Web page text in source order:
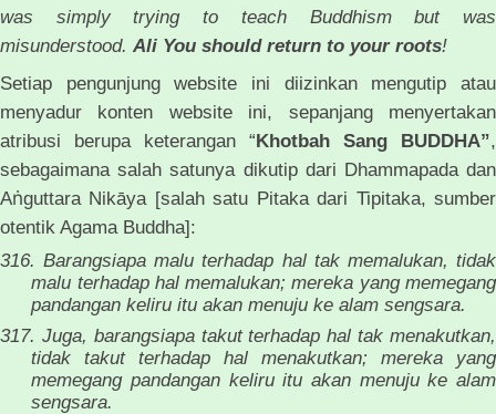
was simply trying to teach Buddhism but was
misunderstood. Ali You should return to your roots!
Setiap pengunjung website ini diizinkan mengutip atau
menyadur konten website ini, sepanjang menyertakan
atribusi berupa keterangan “Khotbah Sang BUDDHA”,
sebagaimana salah satunya dikutip dari Dhammapada dan
Aṅguttara Nikāya [salah satu Pitaka dari Tipitaka, sumber
otentik Agama Buddha]:
316. Barangsiapa malu terhadap hal tak memalukan, tidak
malu terhadap hal memalukan; mereka yang memegang
pandangan keliru itu akan menuju ke alam sengsara.
317. Juga, barangsiapa takut terhadap hal tak menakutkan,
tidak takut terhadap hal menakutkan; mereka yang
memegang pandangan keliru itu akan menuju ke alam
sengsara.